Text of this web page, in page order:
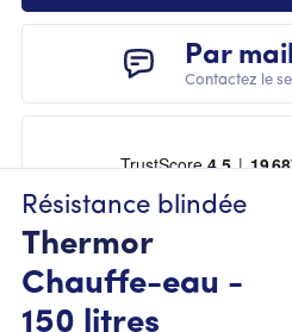
Résistance blindée
Thermor
Chauffe-eau -
150 litres
Par mail
Contactez le